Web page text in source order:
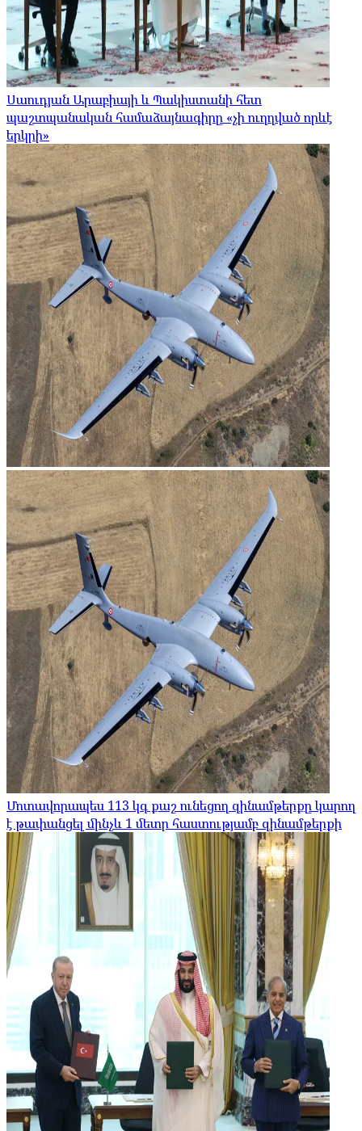
Սաուդյան Արաբիայի և Պակիստանի հետ
պաշտպանական համաձայնագիրը «չի ուղղված որևէ
երկրի»
Մոտավորապես 113 կգ քաշ ունեցող զինամթերքը կարող
է թափանցել մինչև 1 մետր հաստությամբ զինամթերքի